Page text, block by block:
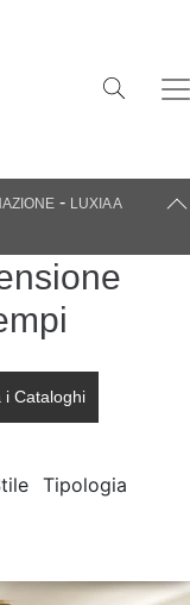
- LUXIA A
i Cataloghi
Tipologia